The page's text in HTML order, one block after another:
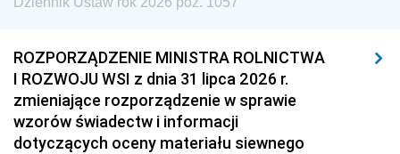
1935 1934
1929 1928 1927
1926 1925 1924
1923 1922
ROZPORZĄDZENIE MINISTRA ROLNICTWA
I ROZWOJU WSI z dnia 31 lipca 2026 r.
zmieniające rozporządzenie w sprawie
wzorów świadectw i informacji
dotyczących oceny materiału siewnego